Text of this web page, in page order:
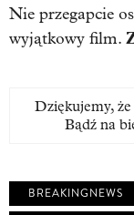
Nie przegapcie
wyjątkowy film.
Dziękujemy, że
Bądź na
BREAKINGNEWS